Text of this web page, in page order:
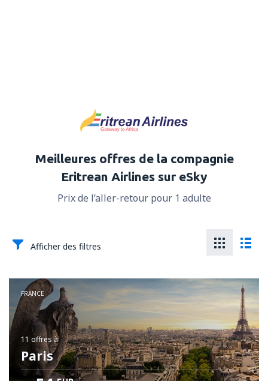
Meilleures offres de la compagnie
Eritrean Airlines sur eSky
Prix de l’aller-retour pour 1 adulte
Afficher des filtres
FRANCE
11 offresà
Paris